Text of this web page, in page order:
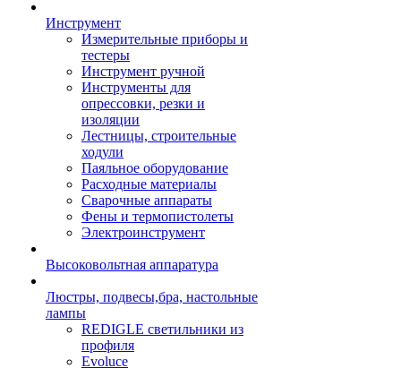
Инструмент
Измерительные приборы и
тестеры
Инструмент ручной
Инструменты для
опрессовки, резки и
изоляции
Лестницы, строительные
ходули
Паяльное оборудование
Расходные материалы
Сварочные аппараты
Фены и термопистолеты
Электроинструмент
Высоковольтная аппаратура
Люстры, подвесы,бра, настольные
лампы
REDIGLE светильники из
профиля
Evoluce